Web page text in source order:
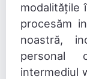
modalitățile
procesăm
noastră,
personal
intermediul